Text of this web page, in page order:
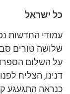
כל ישראל
עמודי החדשות
שלושה טורים
על השלום
דנינו, הצליח
כנראה התגעגע